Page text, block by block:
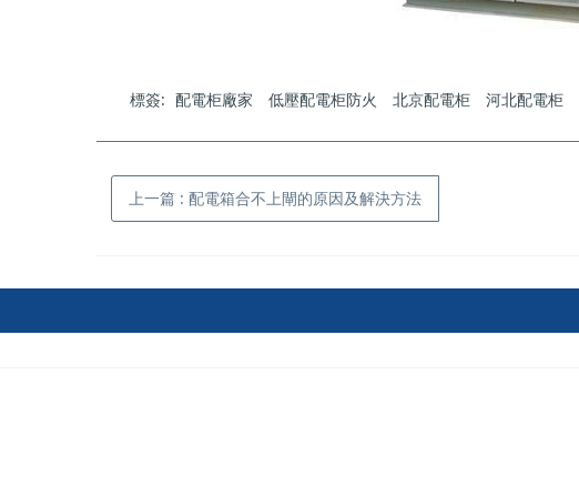
標簽: 配電柜廠家 低壓配電柜防火 北京配電柜 河北配電柜
上一篇 : 配電箱合不上閘的原因及解決方法